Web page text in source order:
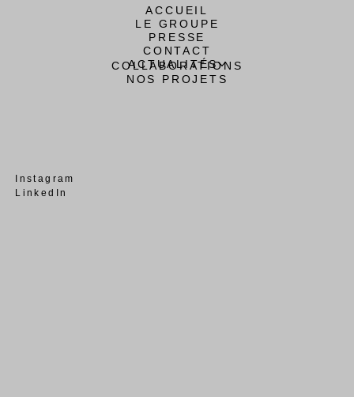
ACCUEIL
LE GROUPE
PRESSE
CONTACT
ACTUALITÉS
COLLABORATIONS
NOS PROJETS
Instagram
LinkedIn